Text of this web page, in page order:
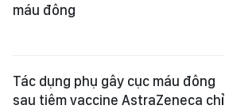
máu đông
Tác dụng phụ gây cục máu đông
sau tiêm vaccine AstraZeneca chỉ